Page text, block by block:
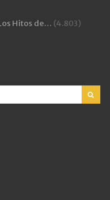
Hitos de… (4.803)